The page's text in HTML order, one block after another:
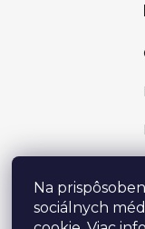
Na
sociálnych